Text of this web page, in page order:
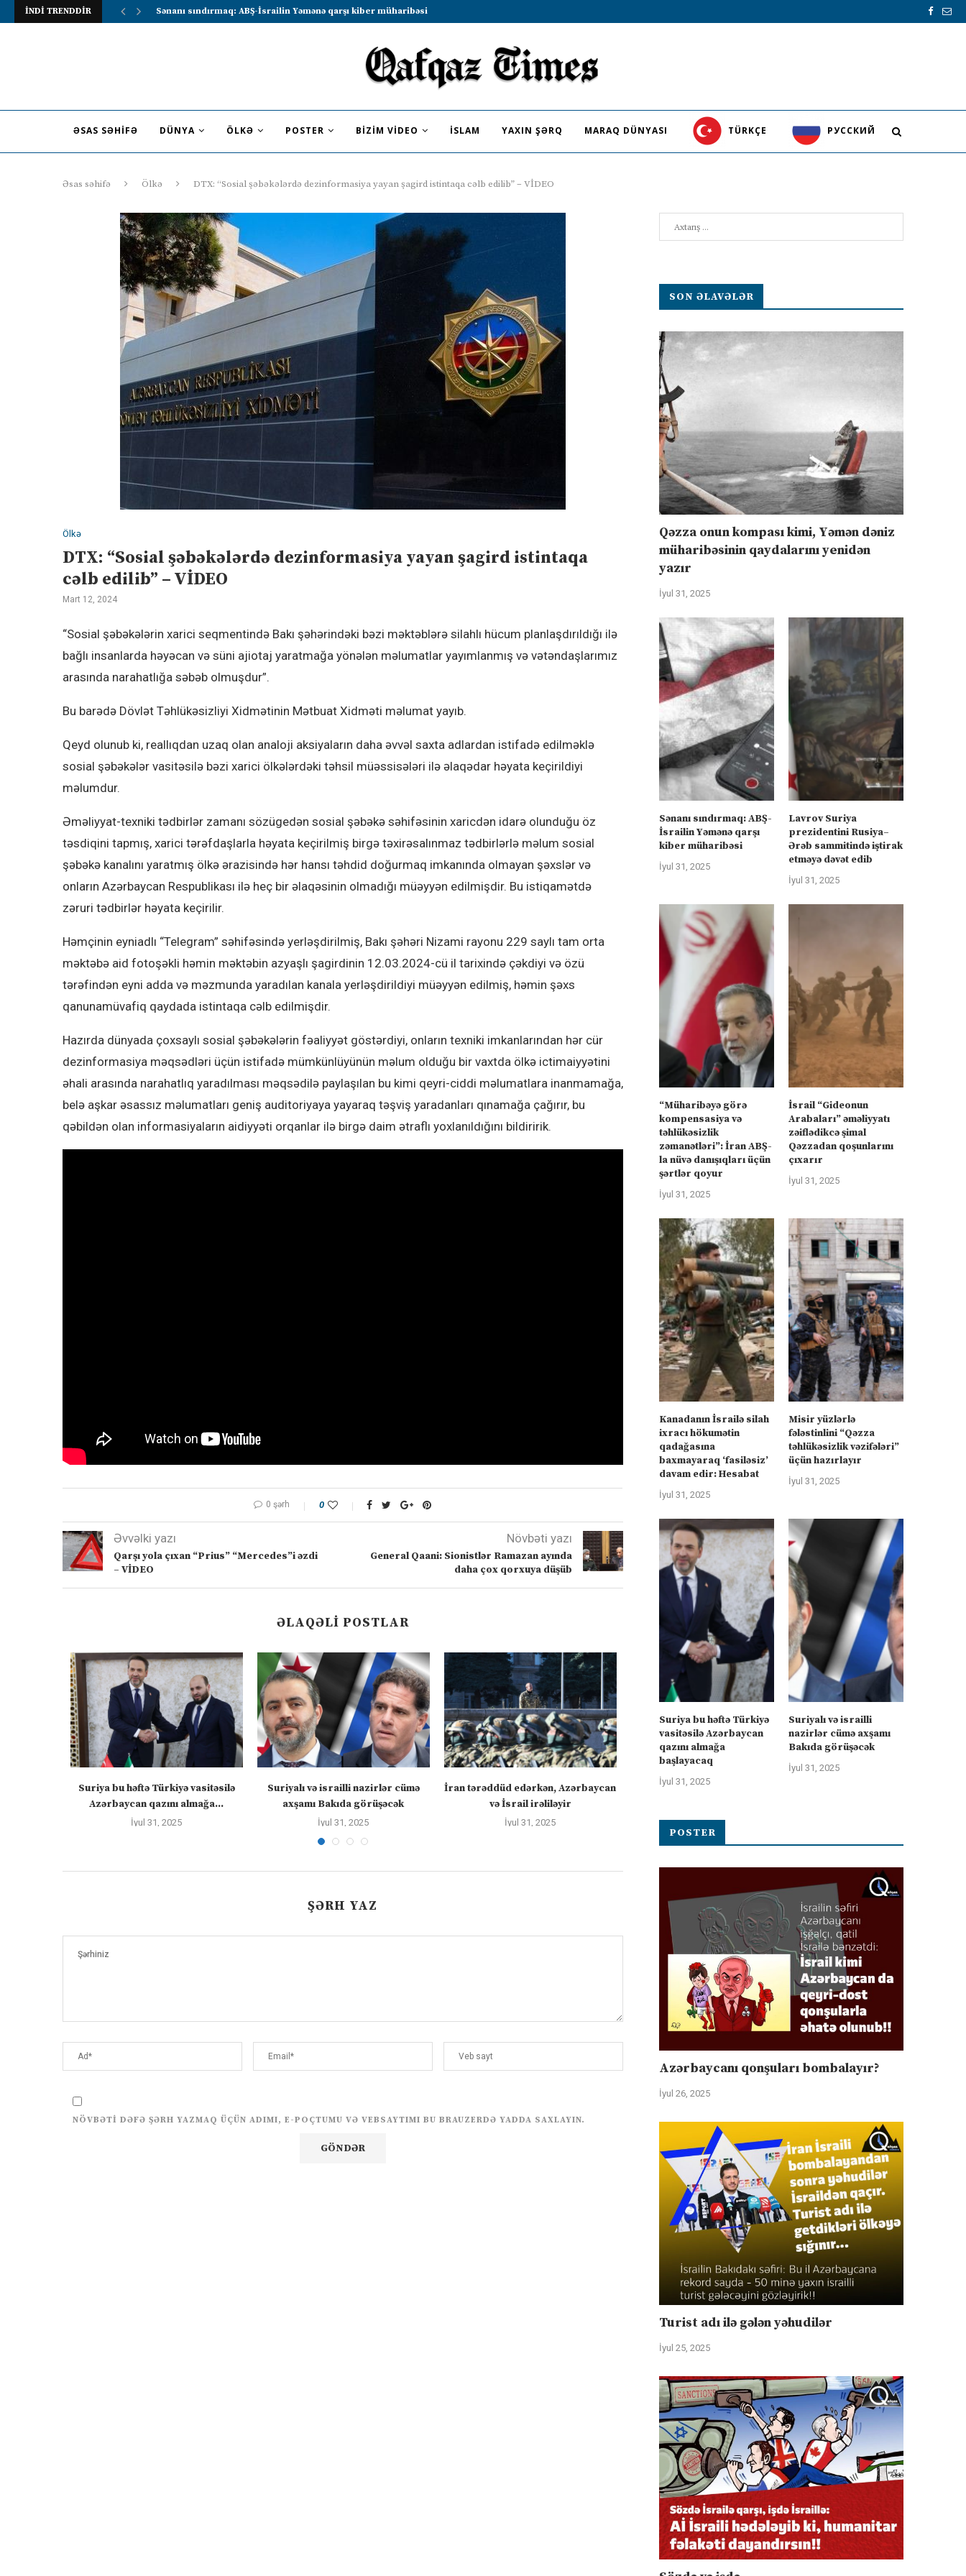
İNDİ TRENDDİR Lavrov Suriya prezidentini Rusiya–Ərəb sammitində iştirak etməyə dəvət...
ƏSAS SƏHIFƏ DÜNYA ÖLKƏ POSTER BIZIM VIDEO İSLAM YAXIN ŞƏRQ MARAQ DÜNYASI TÜRKÇE PУССКИЙ
Əsas səhifə Ölkə DTX: “Sosial şəbəkələrdə dezinformasiya yayan şagird istintaqa cəlb edilib” – VİDEO
Ölkə
DTX: “Sosial şəbəkələrdə dezinformasiya yayan şagird istintaqa
cəlb edilib” – VİDEO
Mart 12, 2024
“Sosial şəbəkələrin xarici seqmentində Bakı şəhərindəki bəzi məktəblərə silahlı hücum planlaşdırıldığı ilə
bağlı insanlarda həyəcan və süni ajiotaj yaratmağa yönələn məlumatlar yayımlanmış və vətəndaşlarımız
arasında narahatlığa səbəb olmuşdur”.
Bu barədə Dövlət Təhlükəsizliyi Xidmətinin Mətbuat Xidməti məlumat yayıb.
Qeyd olunub ki, reallıqdan uzaq olan analoji aksiyaların daha əvvəl saxta adlardan istifadə edilməklə
sosial şəbəkələr vasitəsilə bəzi xarici ölkələrdəki təhsil müəssisələri ilə əlaqədar həyata keçirildiyi
məlumdur.
Əməliyyat-texniki tədbirlər zamanı sözügedən sosial şəbəkə səhifəsinin xaricdən idarə olunduğu öz
təsdiqini tapmış, xarici tərəfdaşlarla həyata keçirilmiş birgə təxirəsalınmaz tədbirlərlə məlum sosial
şəbəkə kanalını yaratmış ölkə ərazisində hər hansı təhdid doğurmaq imkanında olmayan şəxslər və
onların Azərbaycan Respublikası ilə heç bir əlaqəsinin olmadığı müəyyən edilmişdir. Bu istiqamətdə
zəruri tədbirlər həyata keçirilir.
Həmçinin eyniadlı “Telegram” səhifəsində yerləşdirilmiş, Bakı şəhəri Nizami rayonu 229 saylı tam orta
məktəbə aid fotoşəkli həmin məktəbin azyaşlı şagirdinin 12.03.2024-cü il tarixində çəkdiyi və özü
tərəfindən eyni adda və məzmunda yaradılan kanala yerləşdirildiyi müəyyən edilmiş, həmin şəxs
qanunamüvafiq qaydada istintaqa cəlb edilmişdir.
Hazırda dünyada çoxsaylı sosial şəbəkələrin fəaliyyət göstərdiyi, onların texniki imkanlarından hər cür
dezinformasiya məqsədləri üçün istifadə mümkünlüyünün məlum olduğu bir vaxtda ölkə ictimaiyyətini
əhali arasında narahatlıq yaradılması məqsədilə paylaşılan bu kimi qeyri-ciddi məlumatlara inanmamağa,
belə aşkar əsassız məlumatları geniş auditoriyaya yayaraq təşviş yaradanları qınamağa çağırır, bu
qəbildən olan informasiyaların aidiyyəti orqanlar ilə birgə daim ətraflı yoxlanıldığını bildiririk.
0 şərh 0
Əvvəlki yazı
Qarşı yola çıxan “Prius” “Mercedes”i əzdi
– VİDEO
Növbəti yazı
General Qaani: Sionistlər Ramazan ayında
daha çox qorxuya düşüb
ƏLAQƏLI POSTLAR
Suriya bu həftə Türkiyə vasitəsilə
Azərbaycan qazını almağa...
İyul 31, 2025
Suriyalı və israilli nazirlər cümə
axşamı Bakıda görüşəcək
İyul 31, 2025
İran tərəddüd edərkən, Azərbaycan
və İsrail irəliləyir
İyul 31, 2025
Suriyalı və israilli nazirlər cümə
İyul 31, 2025
ŞƏRH YAZ
NÖVBƏTI DƏFƏ ŞƏRH YAZMAQ ÜÇÜN ADIMI, E-POÇTUMU VƏ VEBSAYTIMI BU BRAUZERDƏ YADDA SAXLAYIN.
SON ƏLAVƏLƏR
Qəzza onun kompası kimi, Yəmən dəniz
müharibəsinin qaydalarını yenidən
yazır
İyul 31, 2025
Sənanı sındırmaq: ABŞ-
İsrailin Yəmənə qarşı
kiber müharibəsi
İyul 31, 2025
Lavrov Suriya
prezidentini Rusiya–
Ərəb sammitində iştirak
etməyə dəvət edib
İyul 31, 2025
“Müharibəyə görə
kompensasiya və
təhlükəsizlik
zəmanətləri”: İran ABŞ-
la nüvə danışıqları üçün
şərtlər qoyur
İyul 31, 2025
İsrail “Gideonun
Arabaları” əməliyyatı
zəiflədikcə şimal
Qəzzadan qoşunlarını
çıxarır
İyul 31, 2025
Kanadanın İsrailə silah
ixracı hökumətin
qadağasına
baxmayaraq ‘fasiləsiz’
davam edir: Hesabat
İyul 31, 2025
Misir yüzlərlə
fələstinlini “Qəzza
təhlükəsizlik vəzifələri”
üçün hazırlayır
İyul 31, 2025
Suriya bu həftə Türkiyə
vasitəsilə Azərbaycan
qazını almağa
başlayacaq
İyul 31, 2025
Suriyalı və israilli
nazirlər cümə axşamı
Bakıda görüşəcək
İyul 31, 2025
POSTER
Azərbaycanı qonşuları bombalayır?
İyul 26, 2025
Turist adı ilə gələn yəhudilər
İyul 25, 2025